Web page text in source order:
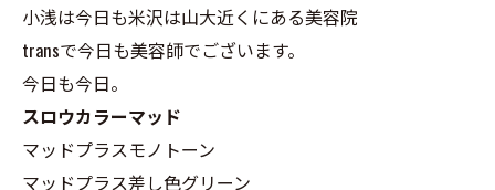
小浅は今日も米沢は山大近くにある美容院
transで今日も美容師でございます。
今日も今日。
スロウカラーマッド
マッドプラスモノトーン
マッドプラス差し色グリーン